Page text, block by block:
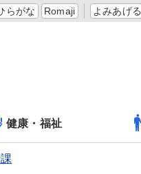
らがな Romaji よみあげる
健康・福祉